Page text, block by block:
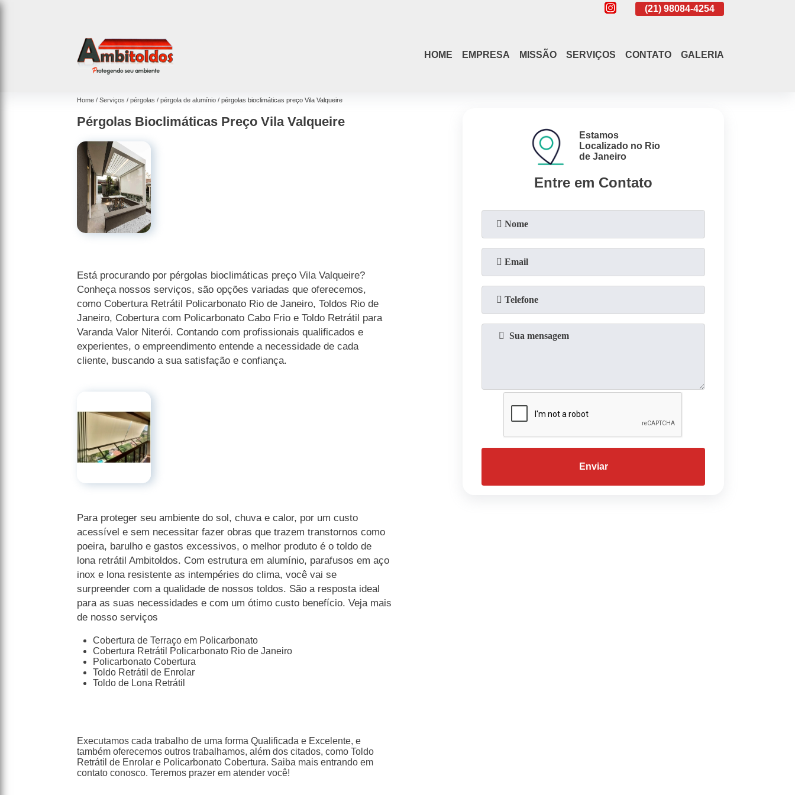
(21) 98084-4254
HOME EMPRESA MISSÃO SERVIÇOS CONTATO GALERIA
Home Serviços pérgolas pérgola de alumínio pérgolas bioclimáticas preço Vila Valqueire
Pérgolas Bioclimáticas Preço Vila Valqueire
Está procurando por pérgolas bioclimáticas preço Vila Valqueire?
Conheça nossos serviços, são opções variadas que oferecemos,
como Cobertura Retrátil Policarbonato Rio de Janeiro, Toldos Rio de
Janeiro, Cobertura com Policarbonato Cabo Frio e Toldo Retrátil para
Varanda Valor Niterói. Contando com profissionais qualificados e
experientes, o empreendimento entende a necessidade de cada
cliente, buscando a sua satisfação e confiança.
Para proteger seu ambiente do sol, chuva e calor, por um custo
acessível e sem necessitar fazer obras que trazem transtornos como
poeira, barulho e gastos excessivos, o melhor produto é o toldo de
lona retrátil Ambitoldos. Com estrutura em alumínio, parafusos em aço
inox e lona resistente as intempéries do clima, você vai se
surpreender com a qualidade de nossos toldos. São a resposta ideal
para as suas necessidades e com um ótimo custo benefício. Veja mais
de nosso serviços
Cobertura de Terraço em Policarbonato
Cobertura Retrátil Policarbonato Rio de Janeiro
Policarbonato Cobertura
Toldo Retrátil de Enrolar
Toldo de Lona Retrátil
Executamos cada trabalho de uma forma Qualificada e Excelente, e
também oferecemos outros trabalhamos, além dos citados, como Toldo
Retrátil de Enrolar e Policarbonato Cobertura. Saiba mais entrando em
contato conosco. Teremos prazer em atender você!
Entre em Contato
Estamos
Localizado no Rio
de Janeiro
Enviar